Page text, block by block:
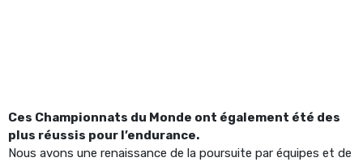
Ces Championnats du Monde ont également été des
plus réussis pour l’endurance.
Nous avons une renaissance de la poursuite par équipes et de